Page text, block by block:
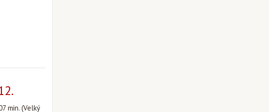
min. (Velký